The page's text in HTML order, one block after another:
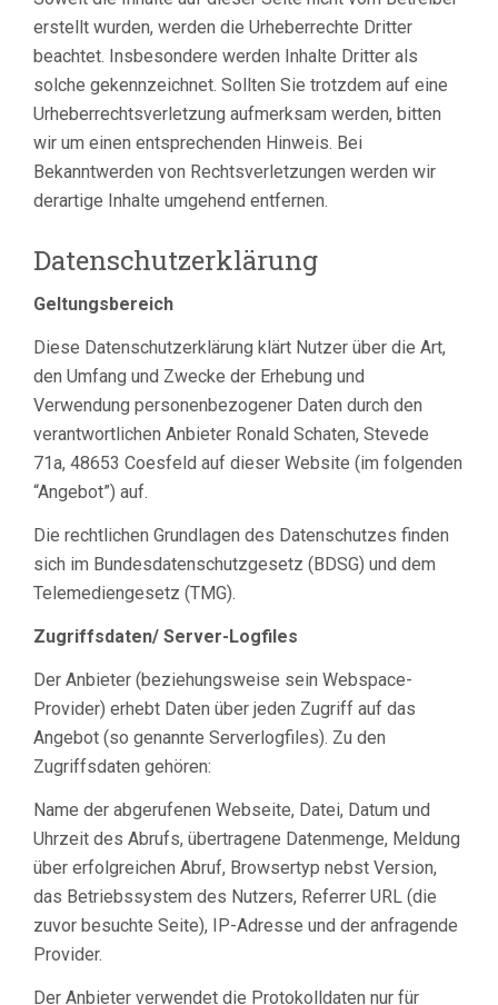
erstellt wurden, werden die Urheberrechte Dritter
beachtet. Insbesondere werden Inhalte Dritter als
solche gekennzeichnet. Sollten Sie trotzdem auf eine
Urheberrechtsverletzung aufmerksam werden, bitten
wir um einen entsprechenden Hinweis. Bei
Bekanntwerden von Rechtsverletzungen werden wir
derartige Inhalte umgehend entfernen.
Datenschutzerklärung
Geltungsbereich
Diese Datenschutzerklärung klärt Nutzer über die Art,
den Umfang und Zwecke der Erhebung und
Verwendung personenbezogener Daten durch den
verantwortlichen Anbieter Ronald Schaten, Stevede
71a, 48653 Coesfeld auf dieser Website (im folgenden
“Angebot”) auf.
Die rechtlichen Grundlagen des Datenschutzes finden
sich im Bundesdatenschutzgesetz (BDSG) und dem
Telemediengesetz (TMG).
Zugriffsdaten/ Server-Logfiles
Der Anbieter (beziehungsweise sein Webspace-
Provider) erhebt Daten über jeden Zugriff auf das
Angebot (so genannte Serverlogfiles). Zu den
Zugriffsdaten gehören:
Name der abgerufenen Webseite, Datei, Datum und
Uhrzeit des Abrufs, übertragene Datenmenge, Meldung
über erfolgreichen Abruf, Browsertyp nebst Version,
das Betriebssystem des Nutzers, Referrer URL (die
zuvor besuchte Seite), IP-Adresse und der anfragende
Provider.
Der Anbieter verwendet die Protokolldaten nur für